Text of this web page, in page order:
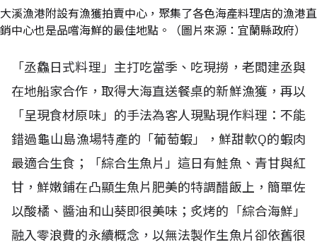
大溪漁港附設有漁獲拍賣中心，聚集了各色海產料理店的漁港直
銷中心也是品嚐海鮮的最佳地點。（圖片來源：宜蘭縣政府）
「丞鱻日式料理」主打吃當季、吃現撈，老闆建丞與
在地船家合作，取得大海直送餐桌的新鮮漁獲，再以
「呈現食材原味」的手法為客人現點現作料理：不能
錯過龜山島漁場特產的「葡萄蝦」，鮮甜軟Q的蝦肉
最適合生食；「綜合生魚片」這日有鮭魚、青甘與紅
甘，鮮嫩鋪在凸顯生魚片肥美的特調醋飯上，簡單佐
以酸橘、醬油和山葵即很美味；炙烤的「綜合海鮮」
融入零浪費的永續概念，以無法製作生魚片卻依舊很